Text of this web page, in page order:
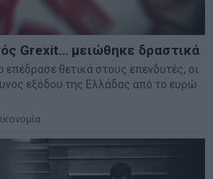
Grexit… μειώθηκε δραστικά
θετικά στους επενδυτές, οι
εξόδου της Ελλάδας από το ευρώ